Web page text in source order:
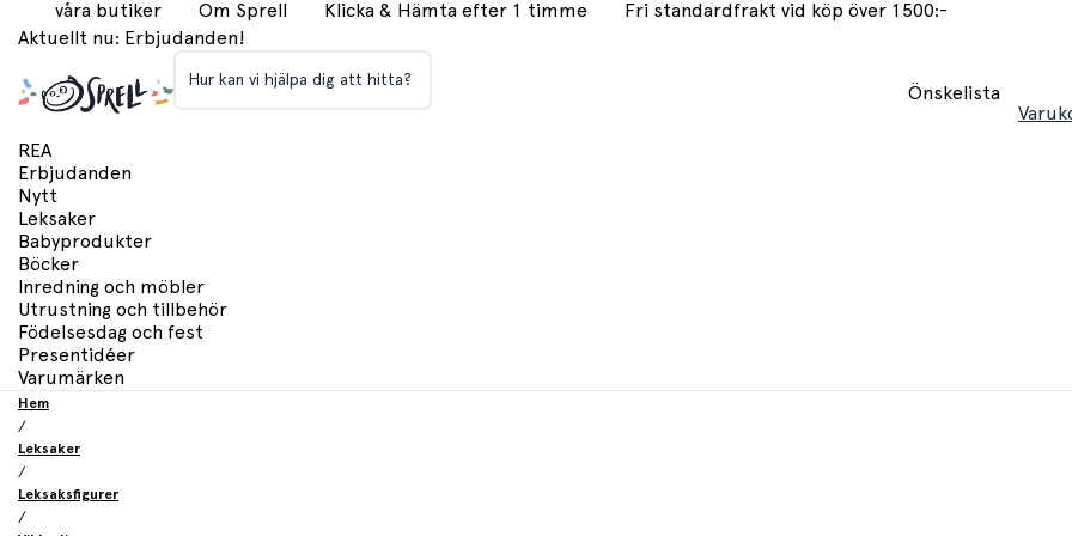
våra butiker Om Sprell Klicka & Hämta efter 1 timme
Fri standardfrakt vid köp över 1500:-
Aktuellt nu: Erbjudanden!
Hur kan vi hjälpa dig att hitta?
Önskelista
REA
Erbjudanden
Nytt
Leksaker
Babyprodukter
Böcker
Inredning och möbler
Utrustning och tillbehör
Födelsesdag och fest
Presentidéer
Varumärken
Hem
/
Leksaker
/
Leksaksfigurer
/